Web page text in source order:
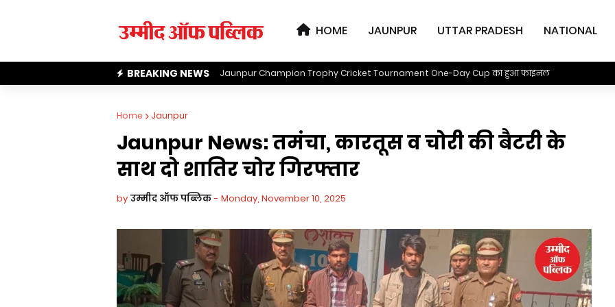
HOME JAUNPUR UTTAR PRADESH NATIONAL
BREAKING NEWS Jaunpur Champion Trophy Cricket Tournament One-Day Cup का हुआ फाइनल
Home Jaunpur
Jaunpur News: तमंचा, कारतूस व चोरी की बैटरी के
साथ दो शातिर चोर गिरफ्तार
by उम्मीद ऑफ पब्लिक - Monday, November 10, 2025